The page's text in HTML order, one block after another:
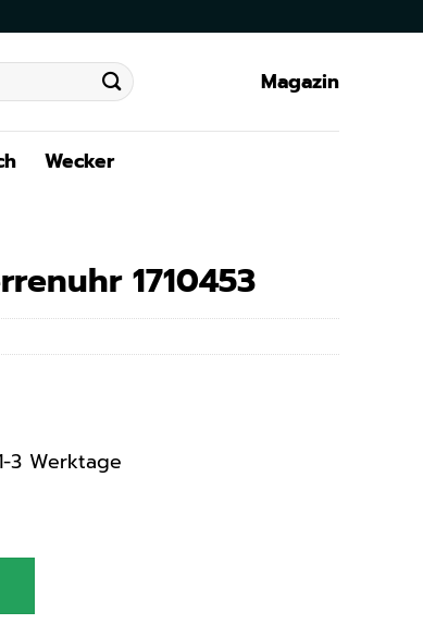
Magazin
Wecker
1710453
€.
3 Werktage